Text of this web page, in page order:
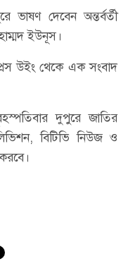
দেবেন অন্তর্বর্তী
ইউনূস।
উইং থেকে এক সংবাদ
দুপুরে জাতির
বিটিভি নিউজ ও